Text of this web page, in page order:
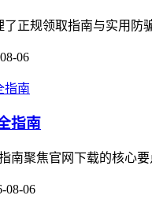
正规领取指南与实用
06
指南
南聚焦官网下载的核心
08-06